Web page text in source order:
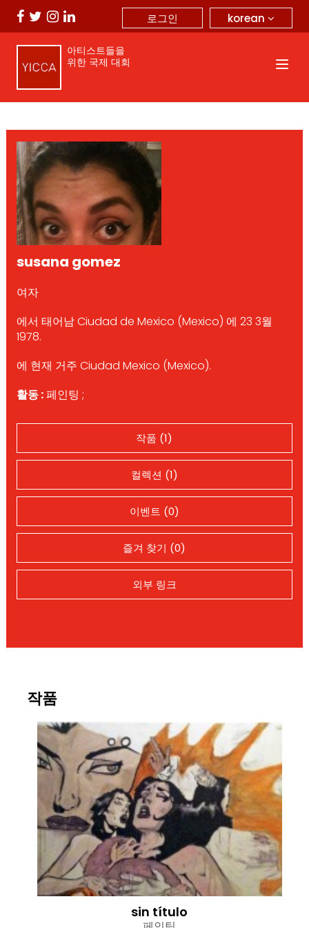
korean
로그인
아티스트들을
위한 국제 대회
susana gomez
여자
에서 태어남 Ciudad de Mexico (Mexico) 에 23 3월
1978.
에 현재 거주 Ciudad Mexico (Mexico).
활동 :페인팅 ;
작품 (1)
컬렉션 (1)
이벤트 (0)
즐겨 찾기 (0)
외부 링크
작품
sin título